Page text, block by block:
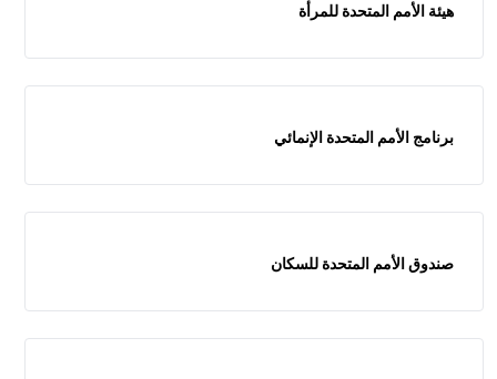
هيئة الأمم المتحدة للمرأة
برنامج الأمم المتحدة الإنمائي
صندوق الأمم المتحدة للسكان